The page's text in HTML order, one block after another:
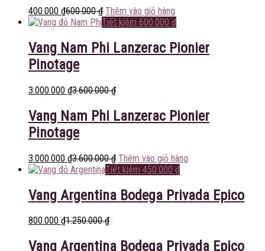
400.000 ₫600.000₫ Thêm vào giỏ hàng
Tiết kiệm 600.000 ₫
Vang Nam Phi Lanzerac Pionier
Pinotage
3.000.000 ₫3.600.000₫
Vang Nam Phi Lanzerac Pionier
Pinotage
3.000.000 ₫3.600.000₫ Thêm vào giỏ hàng
Tiết kiệm 450.000 ₫
Vang Argentina Bodega Privada Epico
800.000 ₫1.250.000₫
Vang Argentina Bodega Privada Epico